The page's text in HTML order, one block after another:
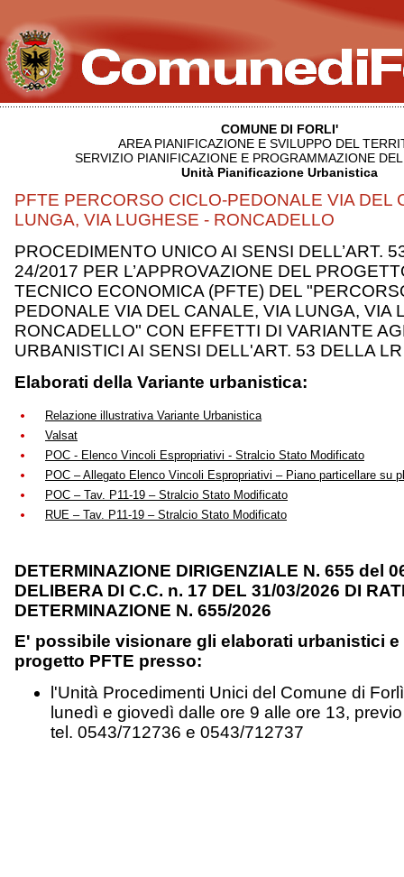
COMUNE DI FORLI'
AREA PIANIFICAZIONE E SVILUPPO DEL
SERVIZIO PIANIFICAZIONE E PROGRAMMAZIONE
Unità Pianificazione Urbanistica
PFTE PERCORSO CICLO-PEDONALE VIA DEL
LUNGA, VIA LUGHESE - RONCADELLO
PROCEDIMENTO UNICO AI SENSI DELL’ART.
24/2017 PER L’APPROVAZIONE DEL
TECNICO ECONOMICA (PFTE) DEL
PEDONALE VIA DEL CANALE, VIA LUNGA, VIA
RONCADELLO" CON EFFETTI DI VARIANTE
URBANISTICI AI SENSI DELL'ART. 53 DELLA
Elaborati della Variante urbanistica:
Relazione illustrativa Variante Urbanistica
Valsat
POC - Elenco Vincoli Espropriativi - Stralcio Stato Modificato
POC – Allegato Elenco Vincoli Espropriativi – Piano particellare su
POC – Tav. P11-19 – Stralcio Stato Modificato
RUE – Tav. P11-19 – Stralcio Stato Modificato
DETERMINAZIONE DIRIGENZIALE N. 655 del
DELIBERA DI C.C. n. 17 DEL 31/03/2026 DI
DETERMINAZIONE N. 655/2026
E' possibile visionare gli elaborati urbanistici
progetto PFTE presso:
l'Unità Procedimenti Unici del Comune di
lunedì e giovedì dalle ore 9 alle ore 13,
tel. 0543/712736 e 0543/712737